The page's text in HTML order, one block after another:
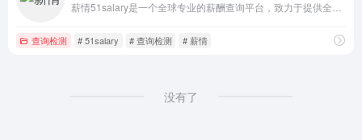
查询检测 # 51salary # 查询检测 # 薪情
没有了